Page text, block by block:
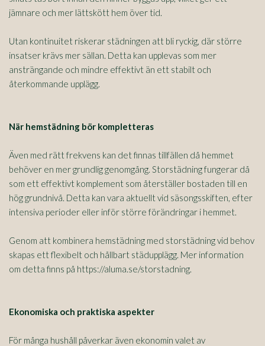
jämnare och mer lättskött hem över tid.
Utan kontinuitet riskerar städningen att bli ryckig, där större
insatser krävs mer sällan. Detta kan upplevas som mer
ansträngande och mindre effektivt än ett stabilt och
återkommande upplägg.
När hemstädning bör kompletteras
Även med rätt frekvens kan det finnas tillfällen då hemmet
behöver en mer grundlig genomgång. Storstädning fungerar då
som ett effektivt komplement som återställer bostaden till en
hög grundnivå. Detta kan vara aktuellt vid säsongsskiften, efter
intensiva perioder eller inför större förändringar i hemmet.
Genom att kombinera hemstädning med storstädning vid behov
skapas ett flexibelt och hållbart städupplägg. Mer information
om detta finns på https://aluma.se/storstadning.
Ekonomiska och praktiska aspekter
För många hushåll påverkar även ekonomin valet av